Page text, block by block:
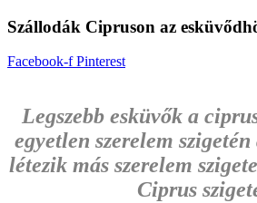
Szállodák Cipruson az
Facebook-f Pinterest
Legszebb esküvők a
egyetlen szerelem
létezik más szerelem
Ciprus